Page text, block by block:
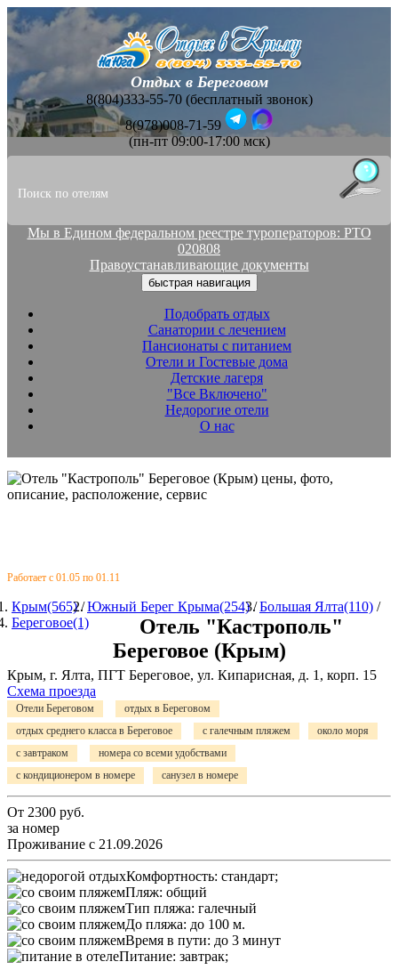
Отдых в Береговом
8(804)333-55-70 (бесплатный звонок)
8(978)008-71-59
(пн-пт 09:00-17:00 мск)
Мы в Едином федеральном реестре туроператоров: РТО
020808
Правоустанавливающие документы
быстрая навигация
Подобрать отдых
Санатории с лечением
Пансионаты с питанием
Отели и Гостевые дома
Детские лагеря
"Все Включено"
Недорогие отели
О нас
Работает с 01.05 по 01.11
Крым(565)/Южный Берег Крыма(254)/Большая Ялта(110) /
Береговое(1)
Отель "Кастрополь"
Береговое (Крым)
Крым, г. Ялта, ПГТ Береговое, ул. Кипарисная, д. 1, корп. 15
Схема проезда
Отели Береговом
отдых в Береговом
отдых среднего класса в Береговое
с галечным пляжем
около моря
с завтраком
номера со всеми удобствами
с кондиционером в номере
санузел в номере
От 2300 руб.
за номер
Проживание с 21.09.2026
Комфортность: стандарт;
Пляж: общий
Тип пляжа: галечный
До пляжа: до 100 м.
Время в пути: до 3 минут
Питание: завтрак;